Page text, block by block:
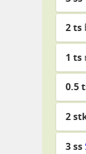
2ts
1 ts
0.5
2
3ss